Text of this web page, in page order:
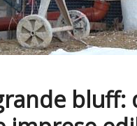
bluff: